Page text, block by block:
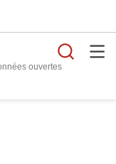
ouvertes